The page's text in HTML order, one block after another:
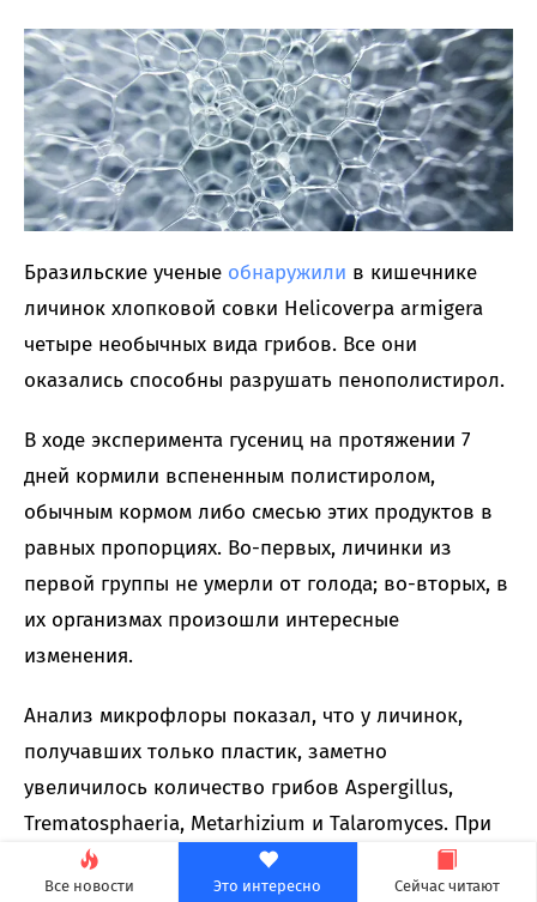
Все новости Это интересно Сейчас читают
Бразильские ученые обнаружили в кишечнике
личинок хлопковой совки Helicoverpa armigera
четыре необычных вида грибов. Все они
оказались способны разрушать пенополистирол.
В ходе эксперимента гусениц на протяжении 7
дней кормили вспененным полистиролом,
обычным кормом либо смесью этих продуктов в
равных пропорциях. Во-первых, личинки из
первой группы не умерли от голода; во-вторых, в
их организмах произошли интересные
изменения.
Анализ микрофлоры показал, что у личинок,
получавших только пластик, заметно
увеличилось количество грибов Aspergillus,
Trematosphaeria, Metarhizium и Talaromyces. При
смешанном рационе ученые также
зафиксировали рост доли дрожжей Cryptococcus